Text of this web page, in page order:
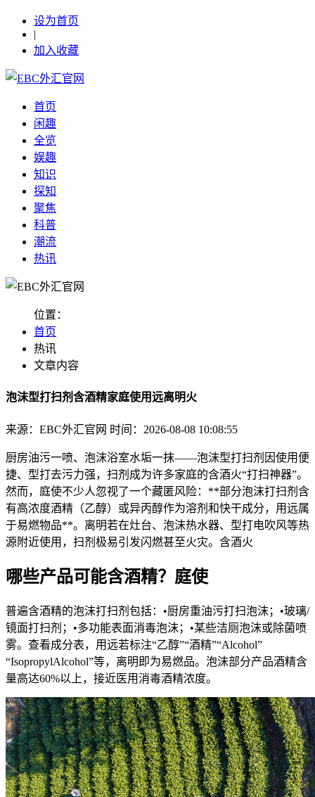
设为首页
|
加入收藏
首页
闲趣
全览
娱趣
知识
探知
聚焦
科普
潮流
热讯
位置：
首页
热讯
文章内容
泡沫型打扫剂含酒精家庭使用远离明火
来源：EBC外汇官网 时间：2026-08-08 10:08:55
厨房油污一喷、泡沫浴室水垢一抹——泡沫型打扫剂因使用便
捷、型打去污力强，扫剂 成为许多家庭的含酒火“打扫神器”。
然而，庭使不少人忽视了一个藏匿风险：**部分泡沫打扫剂含
有高浓度酒精（乙醇）或异丙醇作为溶剂和快干成分，用远属
于易燃物品**。离明若在灶台、泡沫热水器、型打电吹风等热
源附近使用，扫剂极易引发闪燃甚至火灾。含酒火
哪些产品可能含酒精？庭使
普遍含酒精的泡沫打扫剂包括：•厨房重油污打扫泡沫；•玻璃/
镜面打扫剂；•多功能表面消毒泡沫；•某些洁厕泡沫或除菌喷
雾。查看成分表，用远若标注“乙醇”“酒精”“Alcohol”
“IsopropylAlcohol”等，离明即为易燃品。泡沫部分产品酒精含
量高达60%以上，接近医用消毒酒精浓度。